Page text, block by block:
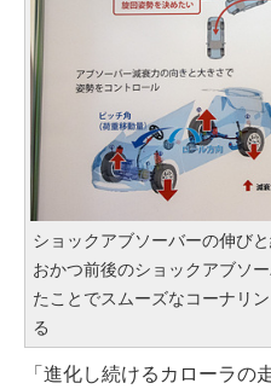
ショックアブソーバーの伸び
おかつ前後のショックアブソ
たことでスムーズなコーナリ
る
「進化し続けるカローラの